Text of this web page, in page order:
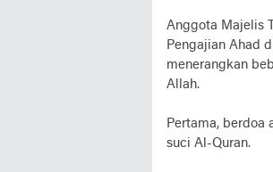
Anggota Majelis
Pengajian Ahad
menerangkan
Allah.
Pertama, berdoa
suci Al-Quran.